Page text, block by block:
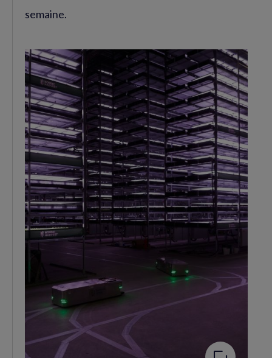
semaine.
Agrandir
l'image